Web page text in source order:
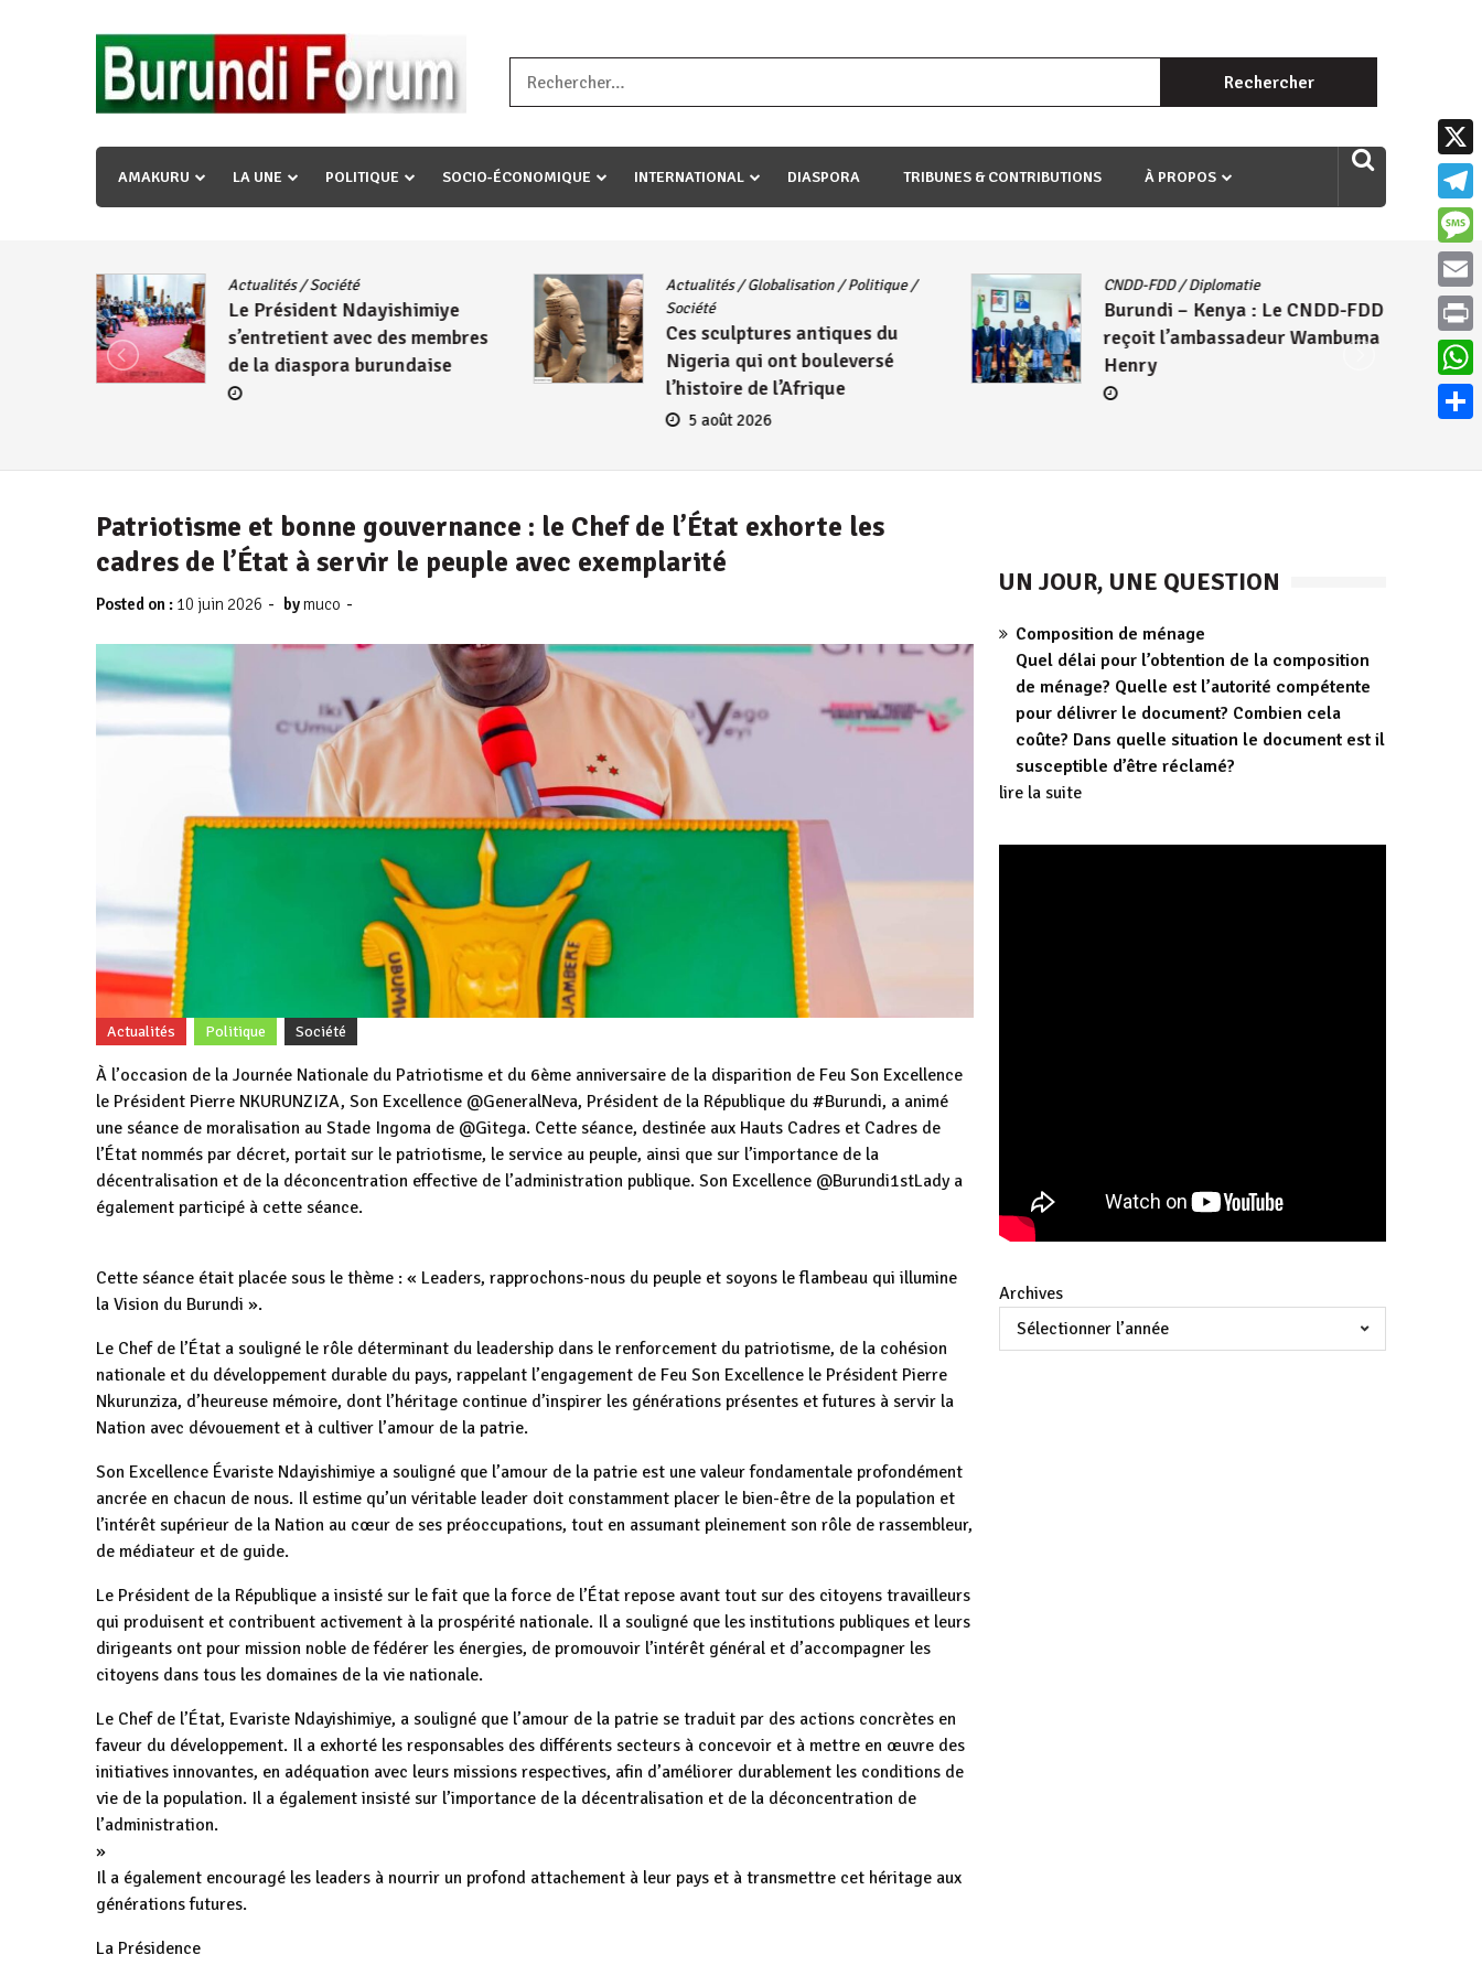
« Ingorane si ugupfa , ingorane ni ugupfa nabi ,gupfa ataco umariye umuryango wawe canke igihugu cakwibarutse .Wewe uri ngaha ndagusigiye iki kibazo : Uriko ukora iki kugira ngo
uzopfire neza umuryango n’igihugu cakwibarutse ? »
Rechercher :
AMAKURU LA UNE POLITIQUE SOCIO-ÉCONOMIQUE INTERNATIONAL DIASPORA TRIBUNES & CONTRIBUTIONS À PROPOS
Actualités/Société
Le Président Ndayishimiye
s’entretient avec des membres
de la diaspora burundaise
Actualités/Globalisation/Politique/
Société
Ces sculptures antiques du
Nigeria qui ont bouleversé
l’histoire de l’Afrique
5 août 2026
CNDD-FDD/Diplomatie
Burundi – Kenya : Le CNDD-FDD
reçoit l’ambassadeur Wambuma
Henry
Patriotisme et bonne gouvernance : le Chef de l’État exhorte les
cadres de l’État à servir le peuple avec exemplarité
Posted on : 10 juin 2026 - bymuco -
Actualités Politique Société
À l’occasion de la Journée Nationale du Patriotisme et du 6ème anniversaire de la disparition de Feu Son Excellence
le Président Pierre NKURUNZIZA, Son Excellence @GeneralNeva, Président de la République du #Burundi, a animé
une séance de moralisation au Stade Ingoma de @Gitega. Cette séance, destinée aux Hauts Cadres et Cadres de
l’État nommés par décret, portait sur le patriotisme, le service au peuple, ainsi que sur l’importance de la
décentralisation et de la déconcentration effective de l’administration publique. Son Excellence @Burundi1stLady a
également participé à cette séance.
Cette séance était placée sous le thème : « Leaders, rapprochons-nous du peuple et soyons le flambeau qui illumine
la Vision du Burundi ».
Le Chef de l’État a souligné le rôle déterminant du leadership dans le renforcement du patriotisme, de la cohésion
nationale et du développement durable du pays, rappelant l’engagement de Feu Son Excellence le Président Pierre
Nkurunziza, d’heureuse mémoire, dont l’héritage continue d’inspirer les générations présentes et futures à servir la
Nation avec dévouement et à cultiver l’amour de la patrie.
Son Excellence Évariste Ndayishimiye a souligné que l’amour de la patrie est une valeur fondamentale profondément
ancrée en chacun de nous. Il estime qu’un véritable leader doit constamment placer le bien-être de la population et
l’intérêt supérieur de la Nation au cœur de ses préoccupations, tout en assumant pleinement son rôle de rassembleur,
de médiateur et de guide.
Le Président de la République a insisté sur le fait que la force de l’État repose avant tout sur des citoyens travailleurs
qui produisent et contribuent activement à la prospérité nationale. Il a souligné que les institutions publiques et leurs
dirigeants ont pour mission noble de fédérer les énergies, de promouvoir l’intérêt général et d’accompagner les
citoyens dans tous les domaines de la vie nationale.
Le Chef de l’État, Evariste Ndayishimiye, a souligné que l’amour de la patrie se traduit par des actions concrètes en
faveur du développement. Il a exhorté les responsables des différents secteurs à concevoir et à mettre en œuvre des
initiatives innovantes, en adéquation avec leurs missions respectives, afin d’améliorer durablement les conditions de
vie de la population. Il a également insisté sur l’importance de la décentralisation et de la déconcentration de
l’administration.
»
Il a également encouragé les leaders à nourrir un profond attachement à leur pays et à transmettre cet héritage aux
générations futures.
La Présidence
UN JOUR, UNE QUESTION
Composition de ménage
Quel délai pour l’obtention de la composition
de ménage? Quelle est l’autorité compétente
pour délivrer le document? Combien cela
coûte? Dans quelle situation le document est il
susceptible d’être réclamé?
lire la suite
Archives
X
Email
Print